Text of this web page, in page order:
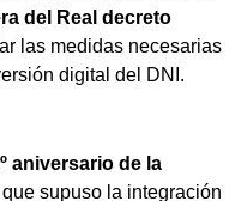
del Real decreto
las medidas necesarias
digital del DNI.
aniversario de la
que supuso la integración